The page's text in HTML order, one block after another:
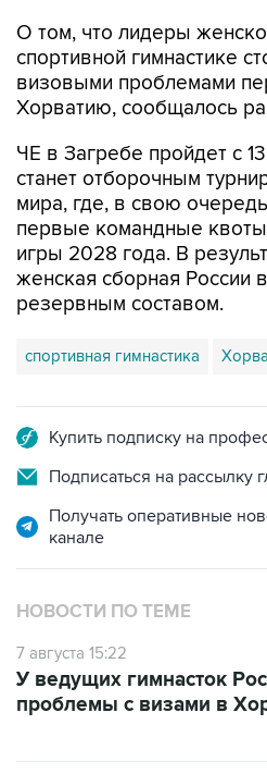
О том, что лидеры
спортивной гимнастике
визовыми проблемами
Хорватию, сообщалось
ЧЕ в Загребе пройдет с
станет отборочным
мира, где, в свою
первые командные
игры 2028 года. В
женская сборная России
резервным составом.
спортивная гимнастика
Купить подписку на
Подписаться на рассылку
Получать оперативные
канале
НОВОСТИ ПО ТЕМЕ
7 августа 15:22
У ведущих гимнасток
проблемы с визами в